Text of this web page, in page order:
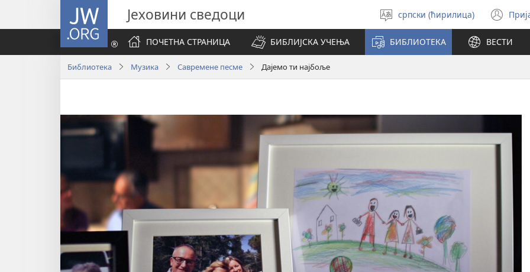
JW.ORG Јеховини сведоци
Изабери
језик
српски (ћирилица)
ПОЧЕТНА СТРАНИЦА
БИБЛИЈСКА УЧЕЊА БИБЛИОТЕКА ВЕСТИ
Библиотека Музика Савремене песме Дајемо ти најбоље